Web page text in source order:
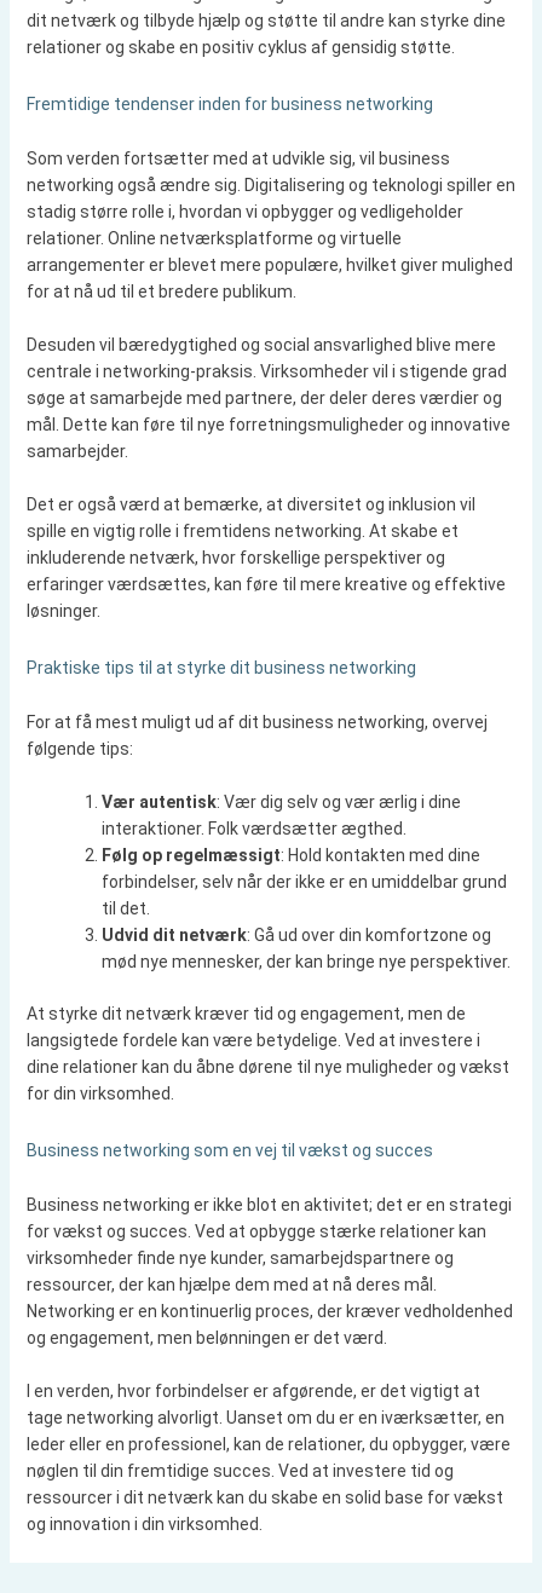
dit netværk og tilbyde hjælp og støtte til andre kan styrke dine
relationer og skabe en positiv cyklus af gensidig støtte.
Fremtidige tendenser inden for business networking
Som verden fortsætter med at udvikle sig, vil business
networking også ændre sig. Digitalisering og teknologi spiller en
stadig større rolle i, hvordan vi opbygger og vedligeholder
relationer. Online netværksplatforme og virtuelle
arrangementer er blevet mere populære, hvilket giver mulighed
for at nå ud til et bredere publikum.
Desuden vil bæredygtighed og social ansvarlighed blive mere
centrale i networking-praksis. Virksomheder vil i stigende grad
søge at samarbejde med partnere, der deler deres værdier og
mål. Dette kan føre til nye forretningsmuligheder og innovative
samarbejder.
Det er også værd at bemærke, at diversitet og inklusion vil
spille en vigtig rolle i fremtidens networking. At skabe et
inkluderende netværk, hvor forskellige perspektiver og
erfaringer værdsættes, kan føre til mere kreative og effektive
løsninger.
Praktiske tips til at styrke dit business networking
For at få mest muligt ud af dit business networking, overvej
følgende tips:
Vær autentisk: Vær dig selv og vær ærlig i dine
interaktioner. Folk værdsætter ægthed.
Følg op regelmæssigt: Hold kontakten med dine
forbindelser, selv når der ikke er en umiddelbar grund
til det.
Udvid dit netværk: Gå ud over din komfortzone og
mød nye mennesker, der kan bringe nye perspektiver.
At styrke dit netværk kræver tid og engagement, men de
langsigtede fordele kan være betydelige. Ved at investere i
dine relationer kan du åbne dørene til nye muligheder og vækst
for din virksomhed.
Business networking som en vej til vækst og succes
Business networking er ikke blot en aktivitet; det er en strategi
for vækst og succes. Ved at opbygge stærke relationer kan
virksomheder finde nye kunder, samarbejdspartnere og
ressourcer, der kan hjælpe dem med at nå deres mål.
Networking er en kontinuerlig proces, der kræver vedholdenhed
og engagement, men belønningen er det værd.
I en verden, hvor forbindelser er afgørende, er det vigtigt at
tage networking alvorligt. Uanset om du er en iværksætter, en
leder eller en professionel, kan de relationer, du opbygger, være
nøglen til din fremtidige succes. Ved at investere tid og
ressourcer i dit netværk kan du skabe en solid base for vækst
og innovation i din virksomhed.